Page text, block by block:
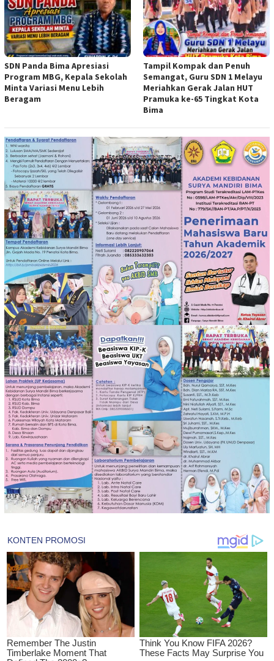
SDN Panda Bima Apresiasi
Program MBG, Kepala Sekolah
Minta Variasi Menu Lebih
Beragam
Tampil Kompak dan Penuh
Semangat, Guru SDN 1 Melayu
Meriahkan Gerak Jalan HUT
Pramuka ke-65 Tingkat Kota
Bima